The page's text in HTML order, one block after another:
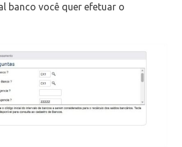
banco você quer efetuar o